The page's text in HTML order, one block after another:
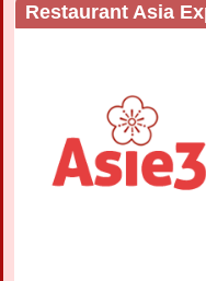
Restaurant Asia